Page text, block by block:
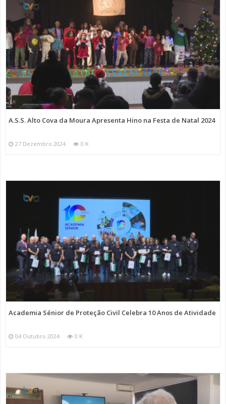
A.S.S. Alto Cova da Moura Apresenta Hino na Festa de Natal 2024
27 Dezembro 2024 0 K
Academia Sénior de Proteção Civil Celebra 10 Anos de Atividade
04 Outubro 2024 0 K